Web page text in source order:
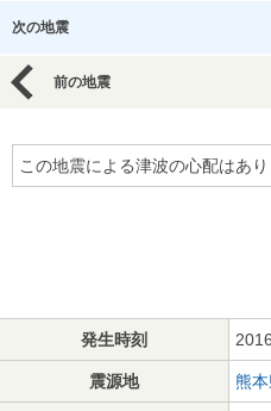
次の地震
前の地震
この地震による津波の心配はあり
発生時刻
震源地 熊